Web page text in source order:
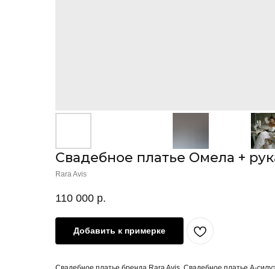
Свадебное платье Омела +
Rara Avis
110 000 р.
Добавить к примерке